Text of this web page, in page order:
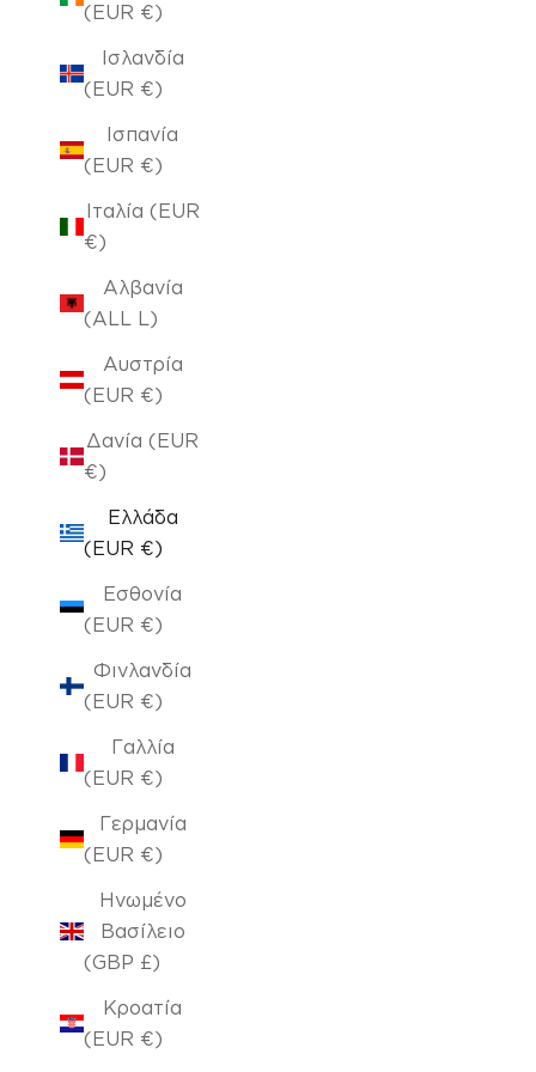
(EUR €)
Ισλανδία
(EUR €)
Ισπανία
(EUR €)
Ιταλία (EUR
€)
Αλβανία
(ALL L)
Αυστρία
(EUR €)
Δανία (EUR
€)
Ελλάδα
(EUR €)
Εσθονία
(EUR €)
Φινλανδία
(EUR €)
Γαλλία
(EUR €)
Γερμανία
(EUR €)
Ηνωμένο
Βασίλειο
(GBP £)
Κροατία
(EUR €)